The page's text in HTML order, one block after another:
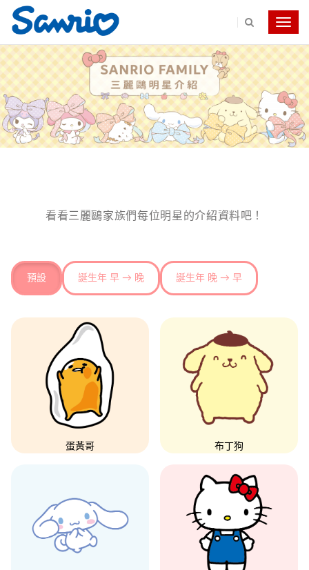
Toggle
看看三麗鷗家族們每位明星的介紹資料吧！
預設 誕生年 早 → 晚 誕生年 晚 → 早
蛋黃哥 布丁狗